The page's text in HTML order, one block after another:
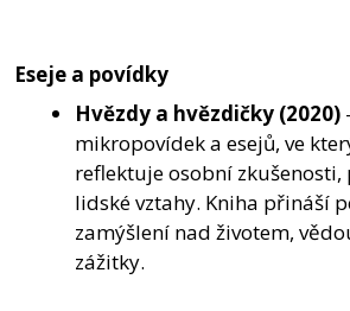
Eseje a povídky
Hvězdy a hvězdičky (2020)
mikropovídek a esejů, ve
reflektuje osobní
lidské vztahy. Kniha přináší
zamýšlení nad životem,
zážitky.